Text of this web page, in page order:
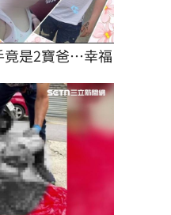
竟是2寶爸…幸福